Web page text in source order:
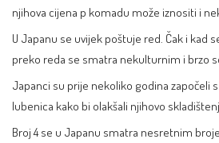
njihova cijena p komadu može iznositi i
U Japanu se uvijek poštuje red. Čak i kad
preko reda se smatra nekulturnim i brzo
Japanci su prije nekoliko godina započeli
lubenica kako bi olakšali njihovo
Broj 4 se u Japanu smatra nesretnim